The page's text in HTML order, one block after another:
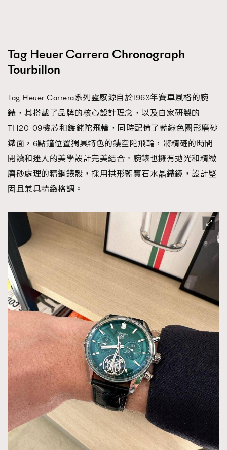
Tag Heuer Carrera Chronograph
Tourbillon
Tag Heuer Carrera系列靈感源自於1963年賽車風格的腕
錶，其搭載了品牌的核心設計理念，以及自家研製的
TH20-09機芯和鍍銠陀飛輪，同時配備了藍綠色圓形磨砂
錶面，6點鐘位置獨具特色的鏤空陀飛輪，將精確的時間
閱讀和迷人的美學設計完美結合。腕錶也擁有拋光和精緻
磨砂處理的精鋼錶殼，採用拱形藍寶石水晶錶鏡，設計堅
固且兼具精緻格調。